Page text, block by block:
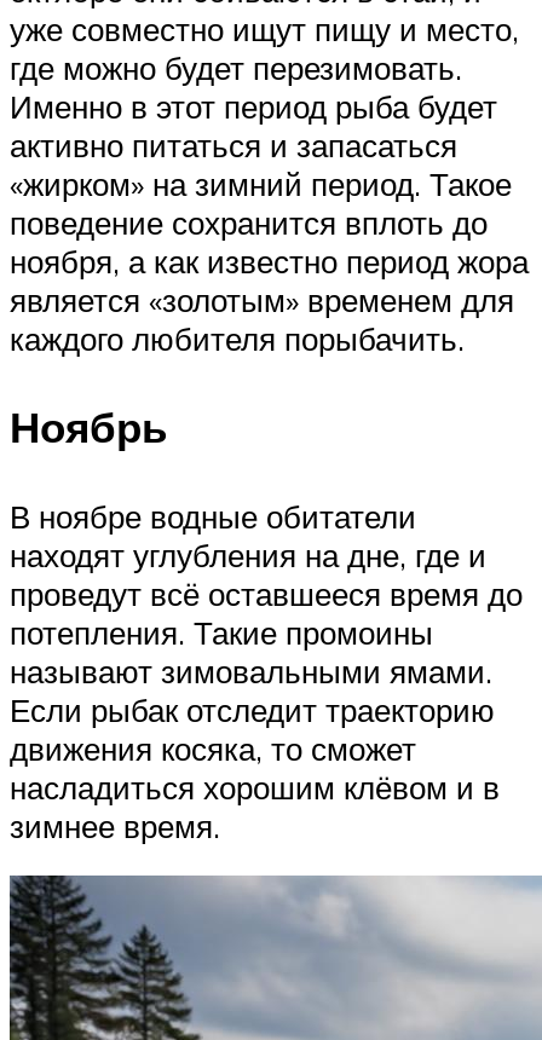
уже совместно ищут пищу и место,
где можно будет перезимовать.
Именно в этот период рыба будет
активно питаться и запасаться
«жирком» на зимний период. Такое
поведение сохранится вплоть до
ноября, а как известно период жора
является «золотым» временем для
каждого любителя порыбачить.
Ноябрь
В ноябре водные обитатели
находят углубления на дне, где и
проведут всё оставшееся время до
потепления. Такие промоины
называют зимовальными ямами.
Если рыбак отследит траекторию
движения косяка, то сможет
насладиться хорошим клёвом и в
зимнее время.